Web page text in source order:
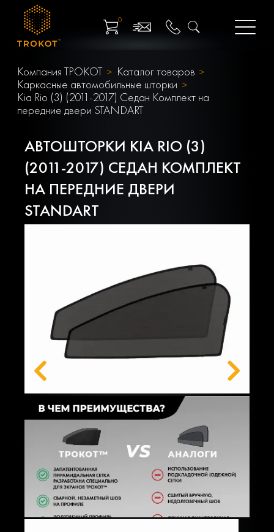
0
Компания ТРОКОТ
Каталог товаров
Каркасные автомобильные шторки
Kia Rio (3) (2011-2017) Седан Комплект на
передние двери STANDART
АВТОШТОРКИ KIA RIO (3)
(2011-2017) СЕДАН КОМПЛЕКТ
НА ПЕРЕДНИЕ ДВЕРИ
STANDART